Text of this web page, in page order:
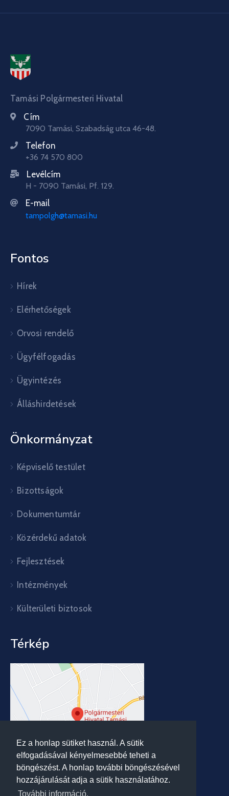
Ez a honlap sütiket használ. A sütik
elfogadásával kényelmesebbé teheti a
böngészést. A honlap további böngészésével
hozzájárulását adja a sütik használatához.
További információ.
Tamási Polgármesteri Hivatal
Cím
7090 Tamási, Szabadság utca 46-48.
Telefon
+36 74 570 800
Levélcím
H - 7090 Tamási, Pf. 129.
E-mail
tampolgh@tamasi.hu
Fontos
Hírek
Elérhetőségek
Orvosi rendelő
Ügyfélfogadás
Ügyintézés
Álláshirdetések
Önkormányzat
Képviselő testület
Bizottságok
Dokumentumtár
Közérdekű adatok
Fejlesztések
Intézmények
Külterületi biztosok
Térkép